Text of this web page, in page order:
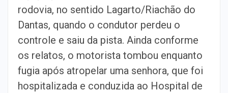
rodovia, no sentido Lagarto/Riachão do
Dantas, quando o condutor perdeu o
controle e saiu da pista. Ainda conforme
os relatos, o motorista tombou enquanto
fugia após atropelar uma senhora, que foi
hospitalizada e conduzida ao Hospital de